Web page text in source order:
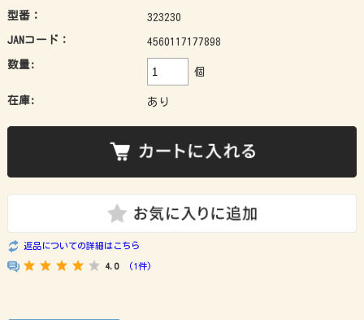
型番：
323230
JANコード：
4560117177898
数量:
個
在庫: あり
返品についての詳細はこちら
4.0 (1件)